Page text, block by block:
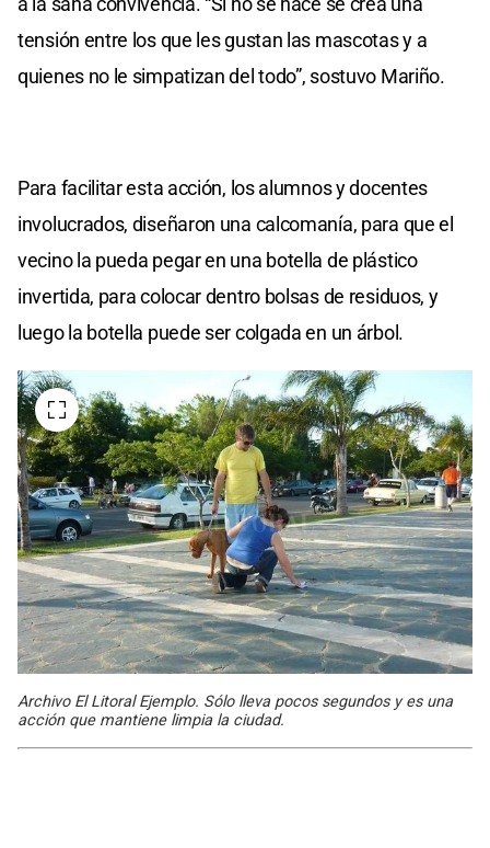
tensión entre los que les gustan las mascotas y a
quienes no le simpatizan del todo”, sostuvo Mariño.
Para facilitar esta acción, los alumnos y docentes
involucrados, diseñaron una calcomanía, para que el
vecino la pueda pegar en una botella de plástico
invertida, para colocar dentro bolsas de residuos, y
luego la botella puede ser colgada en un árbol.
Archivo El Litoral Ejemplo. Sólo lleva pocos segundos y es una
acción que mantiene limpia la ciudad.